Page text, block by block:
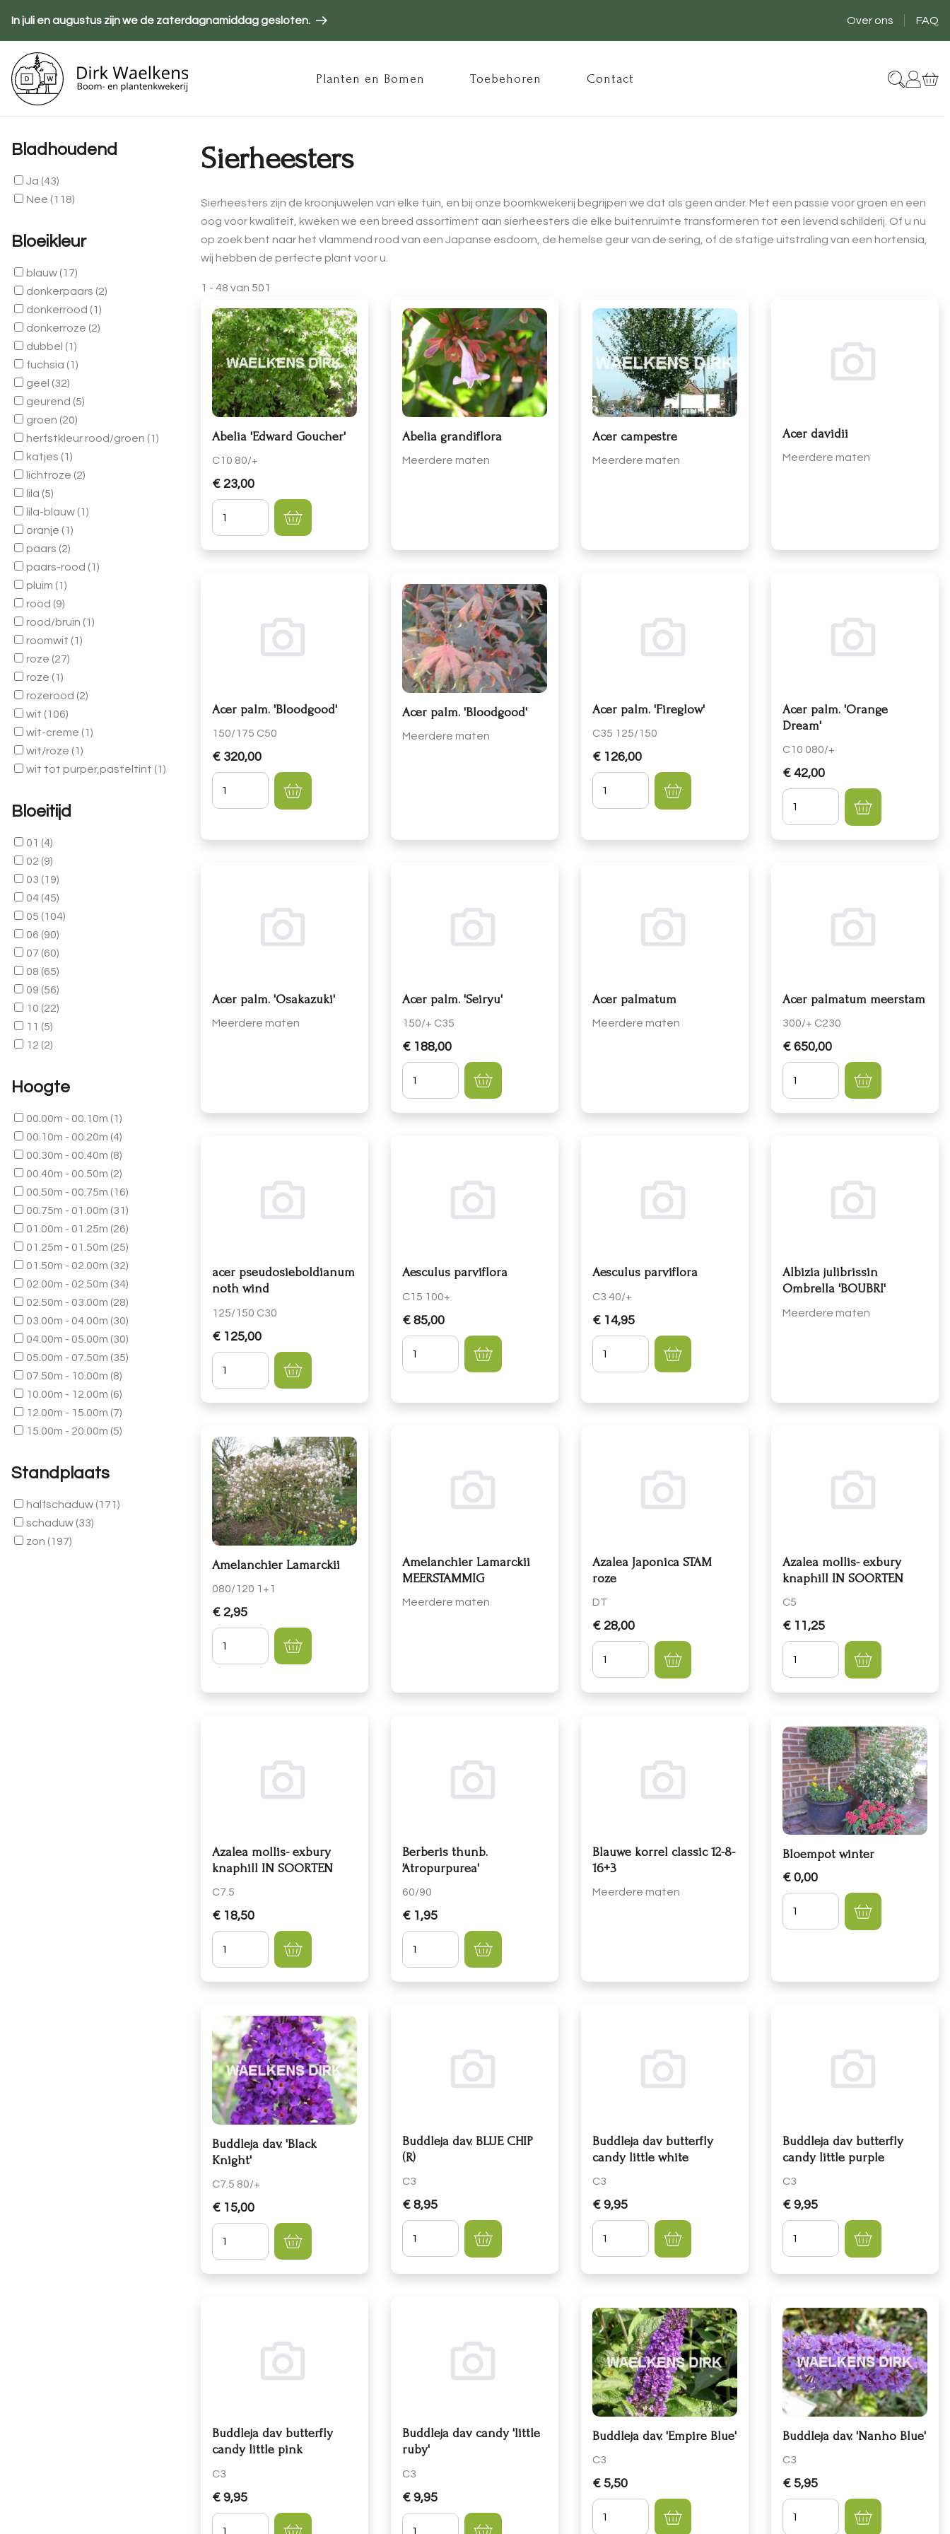
en
inhoud
gaan
In juli en augustus zijn we de zaterdagnamiddag gesloten.
Header
Over ons FAQ
Hoofdnavigatie
Planten en Bomen Toebehoren Contact
Bladhoudend
Ja (43)
Nee (118)
Bloeikleur
blauw (17)
donkerpaars (2)
donkerrood (1)
donkerroze (2)
dubbel (1)
fuchsia (1)
geel (32)
geurend (5)
groen (20)
herfstkleur rood/groen (1)
katjes (1)
lichtroze (2)
lila (5)
lila-blauw (1)
oranje (1)
paars (2)
paars-rood (1)
pluim (1)
rood (9)
rood/bruin (1)
roomwit (1)
roze (27)
roze (1)
rozerood (2)
wit (106)
wit-creme (1)
wit/roze (1)
wit tot purper,pasteltint (1)
Bloeitijd
01 (4)
02 (9)
03 (19)
04 (45)
05 (104)
06 (90)
07 (60)
08 (65)
09 (56)
10 (22)
11 (5)
12 (2)
Hoogte
00.00m - 00.10m (1)
00.10m - 00.20m (4)
00.30m - 00.40m (8)
00.40m - 00.50m (2)
00.50m - 00.75m (16)
00.75m - 01.00m (31)
01.00m - 01.25m (26)
01.25m - 01.50m (25)
01.50m - 02.00m (32)
02.00m - 02.50m (34)
02.50m - 03.00m (28)
03.00m - 04.00m (30)
04.00m - 05.00m (30)
05.00m - 07.50m (35)
07.50m - 10.00m (8)
10.00m - 12.00m (6)
12.00m - 15.00m (7)
15.00m - 20.00m (5)
Standplaats
halfschaduw (171)
schaduw (33)
zon (197)
Sierheesters
Sierheesters zijn de kroonjuwelen van elke tuin, en bij onze boomkwekerij begrijpen we dat als geen ander. Met een passie voor groen en een
oog voor kwaliteit, kweken we een breed assortiment aan sierheesters die elke buitenruimte transformeren tot een levend schilderij. Of u nu
op zoek bent naar het vlammend rood van een Japanse esdoorn, de hemelse geur van de sering, of de statige uitstraling van een hortensia,
wij hebben de perfecte plant voor u.
1 -48 van 501
Abelia 'Edward Goucher'
C10 80/+
€ 23,00
Hoeveelheid
Abelia grandiflora
Meerdere maten
Acer campestre
Meerdere maten
Acer davidii
Meerdere maten
Acer palm. 'Bloodgood'
150/175 C50
€ 320,00
Hoeveelheid
Acer palm. 'Bloodgood'
Meerdere maten
Acer palm. 'Fireglow'
C35 125/150
€ 126,00
Hoeveelheid
Acer palm. 'Orange
Dream'
C10 080/+
€ 42,00
Hoeveelheid
Acer palm. 'Osakazuki'
Meerdere maten
Acer palm. 'Seiryu'
150/+ C35
€ 188,00
Hoeveelheid
Acer palmatum
Meerdere maten
Acer palmatum meerstam
300/+ C230
€ 650,00
Hoeveelheid
acer pseudosieboldianum
noth wind
125/150 C30
€ 125,00
Hoeveelheid
Aesculus parviflora
C15 100+
€ 85,00
Hoeveelheid
Aesculus parviflora
C3 40/+
€ 14,95
Hoeveelheid
Albizia julibrissin
Ombrella 'BOUBRI'
Meerdere maten
Amelanchier Lamarckii
080/120 1+1
€ 2,95
Hoeveelheid
Amelanchier Lamarckii
MEERSTAMMIG
Meerdere maten
Azalea Japonica STAM
roze
DT
€ 28,00
Hoeveelheid
Azalea mollis- exbury
knaphill IN SOORTEN
C5
€ 11,25
Hoeveelheid
Azalea mollis- exbury
knaphill IN SOORTEN
C7.5
€ 18,50
Hoeveelheid
Berberis thunb.
'Atropurpurea'
60/90
€ 1,95
Hoeveelheid
Blauwe korrel classic 12-8-
16+3
Meerdere maten
Bloempot winter
€ 0,00
Hoeveelheid
Buddleja dav. 'Black
Knight'
C7.5 80/+
€ 15,00
Hoeveelheid
Buddleja dav. BLUE CHIP
(R)
C3
€ 8,95
Hoeveelheid
Buddleja dav butterfly
candy little white
C3
€ 9,95
Hoeveelheid
Buddleja dav butterfly
candy little purple
C3
€ 9,95
Hoeveelheid
Buddleja dav butterfly
candy little pink
C3
€ 9,95
Hoeveelheid
Buddleja dav candy 'little
ruby'
C3
€ 9,95
Hoeveelheid
Buddleja dav. 'Empire Blue'
C3
€ 5,50
Hoeveelheid
Buddleja dav. 'Nanho Blue'
C3
€ 5,95
Hoeveelheid